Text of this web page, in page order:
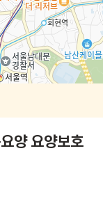
양 요양보호